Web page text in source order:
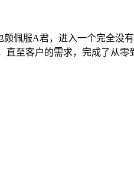
佩服A君，进入一个完全没
至客户的需求，完成了从